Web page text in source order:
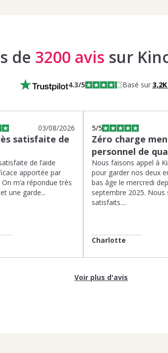
de 3200 avis sur
4.3/5 Basé sur 3,2K
03/08/2026
satisfaite de
de l’aide
apportée par
m’a répondue très
une garde...
5/5
Zéro charge
personnel de
Nous faisons appel à
pour garder nos deux
bas âge le mercredi
septembre 2025. Nous
satisfaits....
Charlotte
Voir plus d'avis